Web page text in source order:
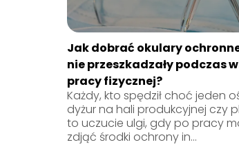
Jak dobrać okulary
nie przeszkadzały podczas
pracy fizycznej?
Każdy, kto spędził choć jeden
dyżur na hali produkcyjnej czy
to uczucie ulgi, gdy po pracy
zdjąć środki ochrony in...